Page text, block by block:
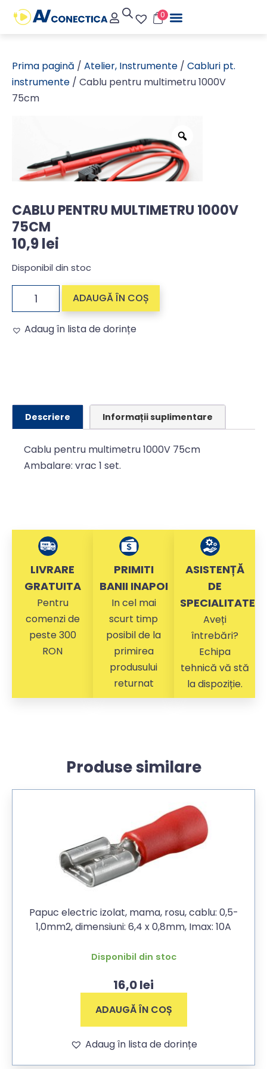
0
Prima pagină / Atelier, Instrumente / Cabluri pt.
instrumente / Cablu pentru multimetru 1000V
75cm
CABLU PENTRU MULTIMETRU 1000V
75CM
10,9lei
Disponibil din stoc
ADAUGĂ ÎN COȘ
Adaug în lista de dorințe
Descriere Informații suplimentare
Cablu pentru multimetru 1000V 75cm
Ambalare: vrac 1 set.
LIVRARE
GRATUITA
Pentru
comenzi de
peste 300
RON
PRIMITI
BANII INAPOI
In cel mai
scurt timp
posibil de la
primirea
produsului
returnat
ASISTENȚĂ
DE
SPECIALITATE
Aveți
întrebări?
Echipa
tehnică vă stă
la dispoziție.
Produse similare
Papuc electric izolat, mama, rosu, cablu: 0,5-
1,0mm2, dimensiuni: 6,4 x 0,8mm, Imax: 10A
Disponibil din stoc
16,0lei
ADAUGĂ ÎN COȘ
Adaug în lista de dorințe